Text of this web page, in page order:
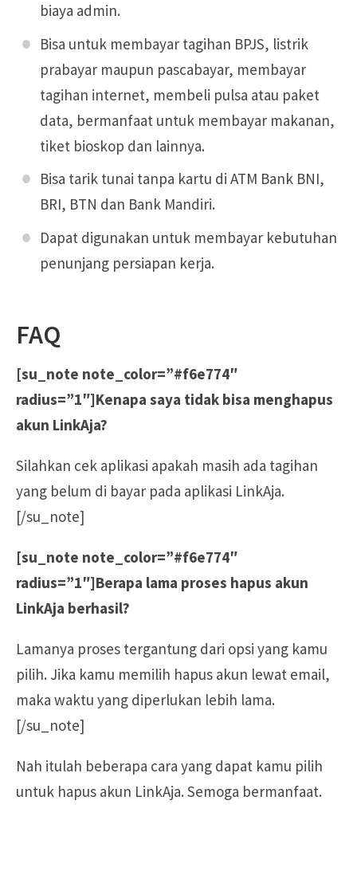
biaya admin.
Bisa untuk membayar tagihan BPJS, listrik
prabayar maupun pascabayar, membayar
tagihan internet, membeli pulsa atau paket
data, bermanfaat untuk membayar makanan,
tiket bioskop dan lainnya.
Bisa tarik tunai tanpa kartu di ATM Bank BNI,
BRI, BTN dan Bank Mandiri.
Dapat digunakan untuk membayar kebutuhan
penunjang persiapan kerja.
FAQ
[su_note note_color=”#f6e774″
radius=”1″]Kenapa saya tidak bisa menghapus
akun LinkAja?
Silahkan cek aplikasi apakah masih ada tagihan
yang belum di bayar pada aplikasi LinkAja.
[/su_note]
[su_note note_color=”#f6e774″
radius=”1″]Berapa lama proses hapus akun
LinkAja berhasil?
Lamanya proses tergantung dari opsi yang kamu
pilih. Jika kamu memilih hapus akun lewat email,
maka waktu yang diperlukan lebih lama.
[/su_note]
Nah itulah beberapa cara yang dapat kamu pilih
untuk hapus akun LinkAja. Semoga bermanfaat.